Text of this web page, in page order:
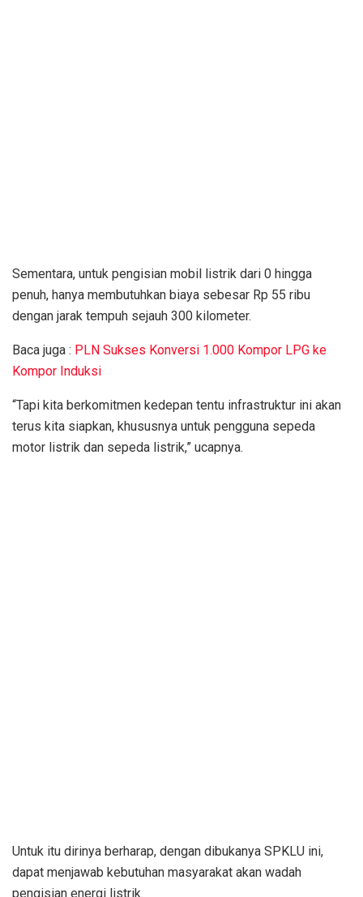
Sementara, untuk pengisian mobil listrik dari 0 hingga
penuh, hanya membutuhkan biaya sebesar Rp 55 ribu
dengan jarak tempuh sejauh 300 kilometer.
Baca juga : PLN Sukses Konversi 1.000 Kompor LPG ke
Kompor Induksi
“Tapi kita berkomitmen kedepan tentu infrastruktur ini akan
terus kita siapkan, khususnya untuk pengguna sepeda
motor listrik dan sepeda listrik,” ucapnya.
Untuk itu dirinya berharap, dengan dibukanya SPKLU ini,
dapat menjawab kebutuhan masyarakat akan wadah
pengisian energi listrik.